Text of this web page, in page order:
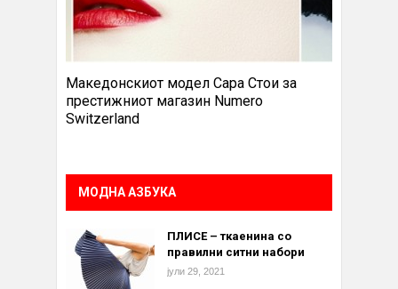
Македонскиот модел Сара Стои за
престижниот магазин Numero
Switzerland
МОДНА АЗБУКА
ПЛИСЕ – ткаенина со
правилни ситни набори
јули 29, 2021